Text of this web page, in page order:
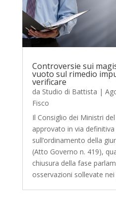
Controversie sui
vuoto sul rimedio
verificare
da Studio di Battista |
Fisco
Il Consiglio dei Ministri
approvato in via
sull’ordinamento della
(Atto Governo n. 419),
chiusura della fase
osservazioni sollevate nei